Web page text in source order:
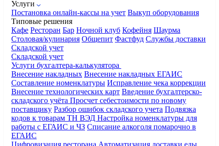
Услуги
Постановка онлайн-кассы на учет Выкуп оборудования
Типовые решения
Кафе Ресторан Бар Ночной клуб Кофейня Шаурма
Столовая/кулинария Общепит Фастфуд Службы доставки
Складской учет
Складской учет
Услуги бухгалтера-калькулятора
Внесение накладных Внесение накладных ЕГАИС
Составление номенклатуры Исправление чека коррекции
Внесение технологических карт Введение бухгалтерско-
складского учёта Просчет себестоимости по новому
поставщику Разбор ошибок складского учета Подвязка
кодов к товарам ТН ВЭД Настройка номенклатуры для
работы с ЕГАИС и ЧЗ Списание алкоголя помарочно в
ЕГАИС
Цифровизация ресторана Автоматизация доставки еды